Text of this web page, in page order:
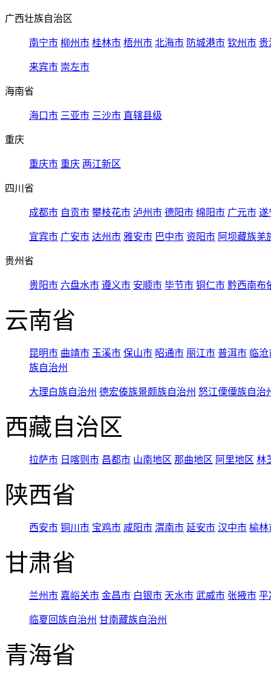
广西壮族自治区
南宁市 柳州市 桂林市 梧州市 北海市 防城港市 钦州市 贵
来宾市 崇左市
海南省
海口市 三亚市 三沙市 直辖县级
重庆
重庆市 重庆 两江新区
四川省
成都市 自贡市 攀枝花市 泸州市 德阳市 绵阳市 广元市 遂
宜宾市 广安市 达州市 雅安市 巴中市 资阳市 阿坝藏族羌
贵州省
贵阳市 六盘水市 遵义市 安顺市 毕节市 铜仁市 黔西南布
云南省
昆明市 曲靖市 玉溪市 保山市 昭通市 丽江市 普洱市 临
族自治州
大理白族自治州 德宏傣族景颇族自治州 怒江傈僳族自治
西藏自治区
拉萨市 日喀则市 昌都市 山南地区 那曲地区 阿里地区 林
陕西省
西安市 铜川市 宝鸡市 咸阳市 渭南市 延安市 汉中市 榆林
甘肃省
兰州市 嘉峪关市 金昌市 白银市 天水市 武威市 张掖市 平
临夏回族自治州 甘南藏族自治州
青海省